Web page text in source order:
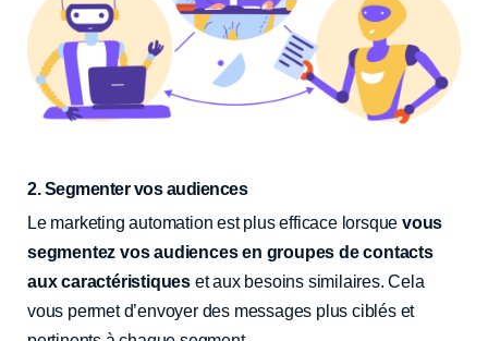
2. Segmenter vos audiences
Le marketing automation est plus efficace lorsque vous
segmentez vos audiences en groupes de contacts
aux caractéristiques et aux besoins similaires. Cela
vous permet d’envoyer des messages plus ciblés et